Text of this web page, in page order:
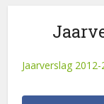
Jaarverslag 2012-